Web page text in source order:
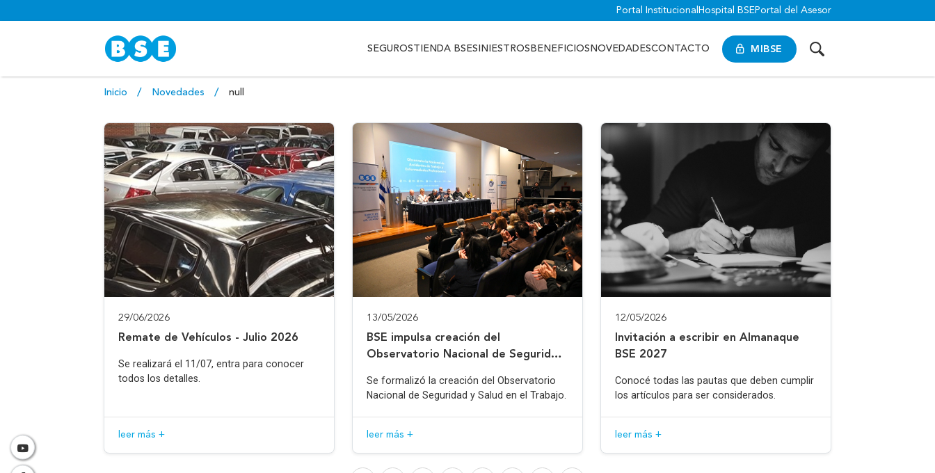
Portal Institucional Hospital BSE Portal del Asesor
MIBSE
SEGUROSTIENDA BSESINIESTROS BENEFICIOS NOVEDADESCONTACTO
Inicio Novedades null
29/06/2026
Remate de Vehículos - Julio 2026
Se realizará el 11/07, entra para conocer
todos los detalles.
leer más +
13/05/2026
BSE impulsa creación del
Observatorio Nacional de Seguridad
Se formalizó la creación del Observatorio
Nacional de Seguridad y Salud en el Trabajo.
leer más +
12/05/2026
Invitación a escribir en Almanaque
BSE 2027
Conocé todas las pautas que deben cumplir
los artículos para ser considerados.
leer más +